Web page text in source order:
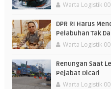
Warta Logistik
DPR RI Harus
Pelabuhan Tak
Warta Logistik
Renungan Saat
Pejabat Dicari
Warta Logistik